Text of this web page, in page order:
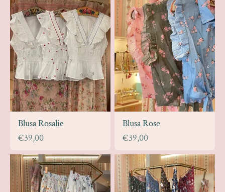
Blusa Rosalie
Prezzo scontato
€39,00
Blusa Rose
Prezzo scontato
€39,00